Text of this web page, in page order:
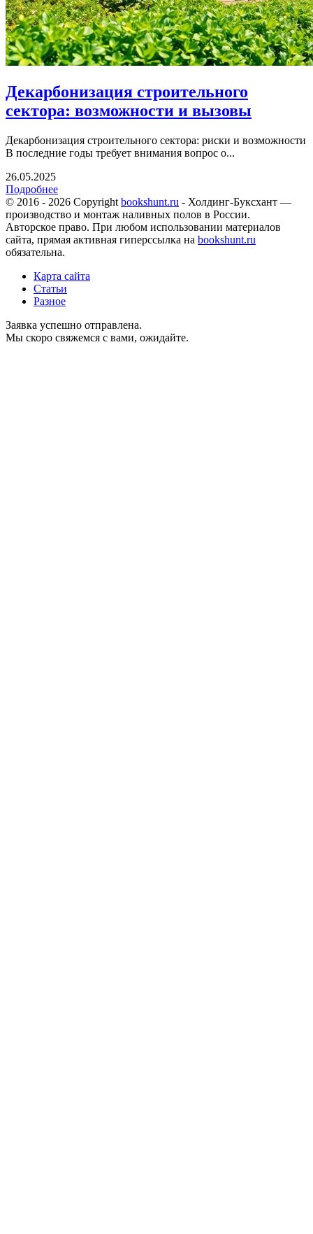
Декарбонизация строительного
сектора: возможности и вызовы
Декарбонизация строительного сектора: риски и возможности
В последние годы требует внимания вопрос о...
26.05.2025
Подробнее
© 2016 - 2026 Copyright bookshunt.ru - Холдинг-Буксхант —
производство и монтаж наливных полов в России.
Авторское право. При любом использовании материалов
сайта, прямая активная гиперссылка на bookshunt.ru
обязательна.
Карта сайта
Статьи
Разное
Заявка успешно отправлена.
Мы скоро свяжемся с вами, ожидайте.